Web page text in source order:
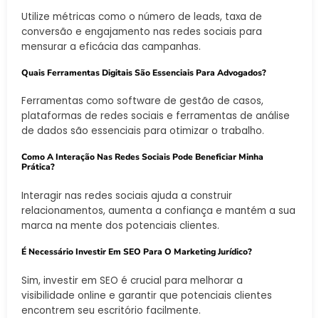
Utilize métricas como o número de leads, taxa de
conversão e engajamento nas redes sociais para
mensurar a eficácia das campanhas.
Quais Ferramentas Digitais São Essenciais Para Advogados?
Ferramentas como software de gestão de casos,
plataformas de redes sociais e ferramentas de análise
de dados são essenciais para otimizar o trabalho.
Como A Interação Nas Redes Sociais Pode Beneficiar Minha
Prática?
Interagir nas redes sociais ajuda a construir
relacionamentos, aumenta a confiança e mantém a sua
marca na mente dos potenciais clientes.
É Necessário Investir Em SEO Para O Marketing Jurídico?
Sim, investir em SEO é crucial para melhorar a
visibilidade online e garantir que potenciais clientes
encontrem seu escritório facilmente.